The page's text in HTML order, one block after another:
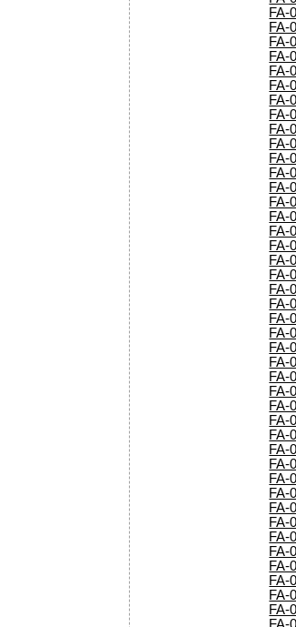
FA-
FA-
FA-
FA-
FA-
FA-
FA-
FA-
FA-
FA-
FA-
FA-
FA-
FA-
FA-
FA-
FA-
FA-
FA-
FA-
FA-
FA-
FA-
FA-
FA-
FA-
FA-
FA-
FA-
FA-
FA-
FA-
FA-
FA-
FA-
FA-
FA-
FA-
FA-
FA-
FA-
FA-